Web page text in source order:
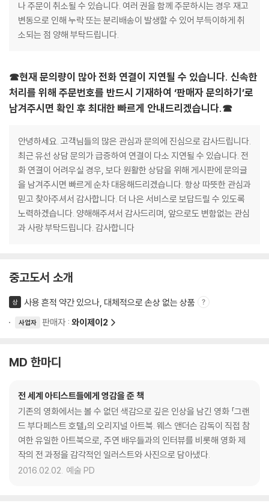
나 주문이 취소될 수 있습니다. 여러 권을 함께 주문하시는 경우 재고
변동으로 인해 누락 또는 분리배송이 발생할 수 있어 부득이하게 취
소되는 점 양해 부탁드립니다.
☎현재 문의량이 많아 전화 연결이 지연될 수 있습니다. 신속한
처리를 위해 주문번호를 반드시 기재하여 ‘판매자 문의하기’로
남겨주시면 확인 후 최대한 빠르게 안내드리겠습니다.☎
안녕하세요. 고객님들의 많은 관심과 문의에 진심으로 감사드립니다.
최근 유선 상담 문의가 급증하여 연결이 다소 지연될 수 있습니다. 전
화 연결이 어려우실 경우, 보다 원활한 상담을 위해 게시판에 문의글
을 남겨주시면 빠르게 순차 대응해드리겠습니다. 항상 따뜻한 관심과
믿고 찾아주셔서 감사합니다. 더 나은 서비스로 보답드릴 수 있도록
노력하겠습니다. 양해해주셔서 감사드리며, 앞으로도 변함없는 관심
과 사랑 부탁드립니다. 감사합니다
중고도서 소개
상 사용 흔적 약간 있으나, 대체적으로 손상 없는 상품
사업자 판매자 : 와이제이2
MD 한마디
전 세계 아티스트들에게 영감을 준 책
기존의 영화에서는 볼 수 없던 색감으로 깊은 인상을 남긴 영화 「그랜
드 부다페스트 호텔」의 오리지널 아트북. 웨스 앤더슨 감독이 직접 참
여한 유일한 아트북으로, 주연 배우들과의 인터뷰를 비롯해 영화 제
작의 전 과정을 감각적인 일러스트와 사진으로 담아냈다.
2016.02.02. 예술 PD